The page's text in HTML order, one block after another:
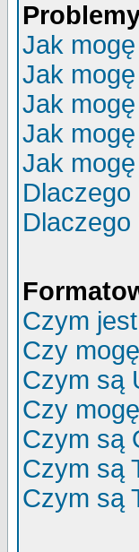
Jak
Jak
Jak
Jak
Jak
Dlaczego
Czym
Czy
Czym są
Czy
Czym są
Czym są
Czym są